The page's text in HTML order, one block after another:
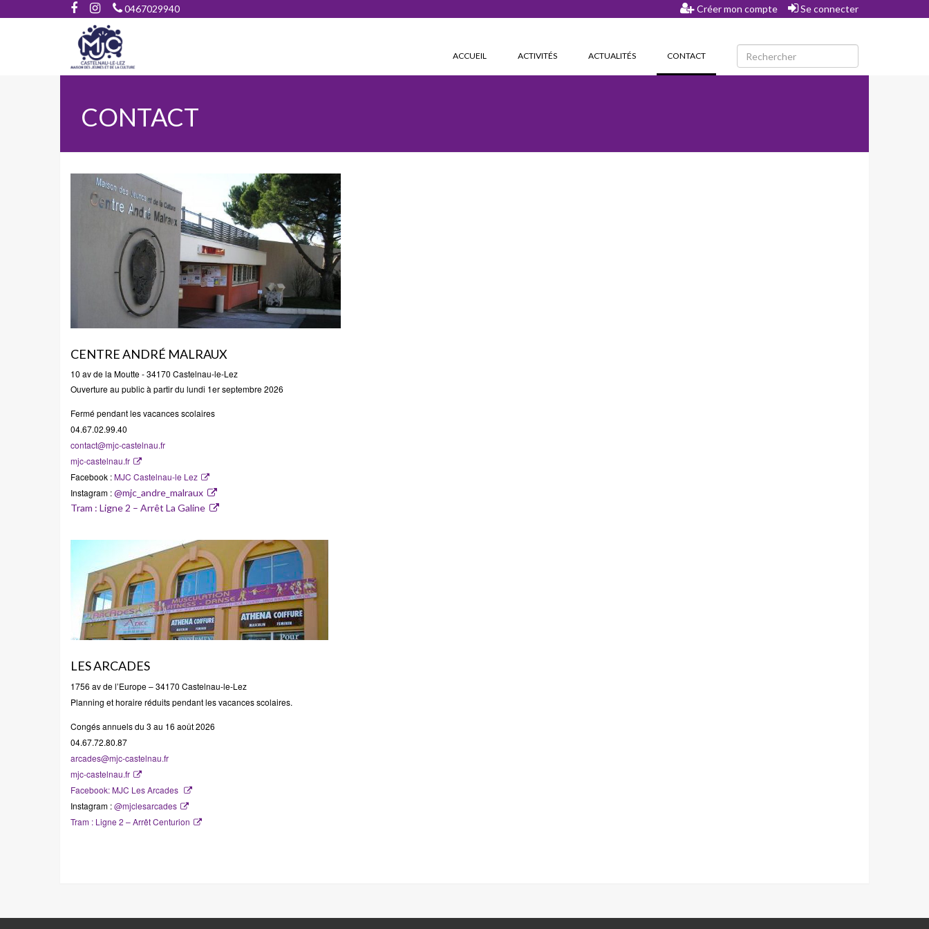
0467029940 Créer mon compte Se connecter
ACCUEIL ACTIVITÉS ACTUALITÉS CONTACT(CURRENT)
CONTACT
CENTRE ANDRÉ MALRAUX
10 av de la Moutte - 34170 Castelnau-le-Lez
Ouverture au public à partir du lundi 1er septembre 2026
Fermé pendant les vacances scolaires
04.67.02.99.40
contact@mjc-castelnau.fr
mjc-castelnau.fr
Facebook :MJC Castelnau-le Lez
Instagram :@mjc_andre_malraux
Tram : Ligne 2 – Arrêt La Galine
LES ARCADES
1756 av de l’Europe –34170 Castelnau-le-Lez
Planning et horaire réduits pendant les vacances scolaires.
Congés annuels du 3 au 16 août 2026
04.67.72.80.87
arcades@mjc-castelnau.fr
mjc-castelnau.fr
Facebook: MJC Les Arcades
Instagram :@mjclesarcades
Tram : Ligne 2 – Arrêt Centurion